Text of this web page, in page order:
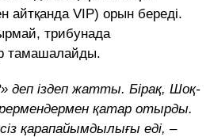
айтқанда VІP) орын береді.
трибунада
тамашалайды.
деп іздеп жатты. Бірақ, Шоқ-
қатар отырды.
қарапайымдылығы еді, –